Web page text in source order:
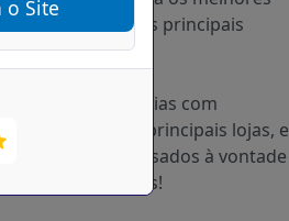
o Site
de desconto das principais
e lojas online.
em parcerias com
todas as principais lojas, e
podem ser usados à vontade
são todos gratuitos!